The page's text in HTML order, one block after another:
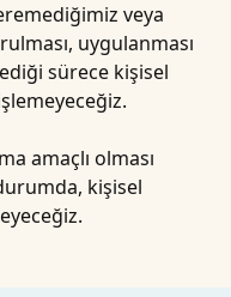
veya
uygulanması
sürece kişisel
amaçlı olması
kişisel